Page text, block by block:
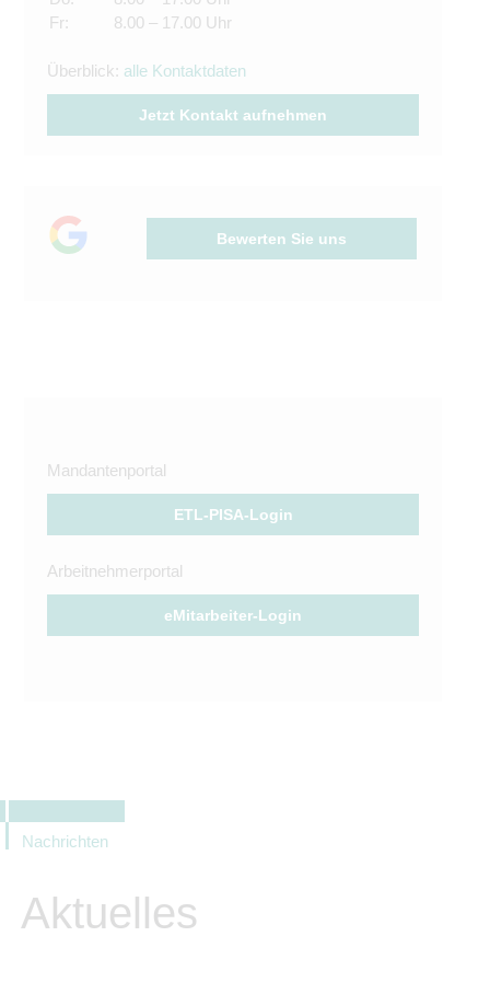
Fr:
8.00 – 17.00 Uhr
Überblick: alle Kontaktdaten
Jetzt Kontakt aufnehmen
Bewerten Sie uns
Mandantenportal
ETL-PISA-Login
Arbeitnehmerportal
eMitarbeiter-Login
Nachrichten
Aktuelles